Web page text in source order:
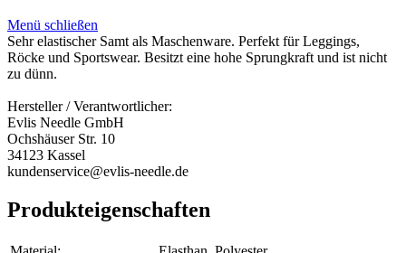
Menü schließen
Sehr elastischer Samt als Maschenware. Perfekt für Leggings,
Röcke und Sportswear. Besitzt eine hohe Sprungkraft und ist nicht
zu dünn.
Hersteller / Verantwortlicher:
Evlis Needle GmbH
Ochshäuser Str. 10
34123 Kassel
kundenservice@evlis-needle.de
Produkteigenschaften